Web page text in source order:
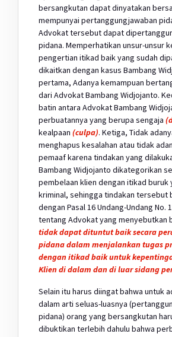
bersangkutan dapat dinyatakan
mempunyai pertanggungjawaban
Advokat tersebut dapat
pidana. Memperhatikan unsur-unsur
pengertian itikad baik yang sudah
dikaitkan dengan kasus Bambang
pertama, Adanya kemampuan
dari Advokat Bambang Widjojanto.
batin antara Advokat Bambang
perbuatannya yang berupa sengaja
kealpaan (culpa). Ketiga, Tidak
menghapus kesalahan atau tidak
pemaaf karena tindakan yang
Bambang Widjojanto dikategorikan
pembelaan klien dengan itikad buruk
kriminal, sehingga tindakan tersebut
dengan Pasal 16 Undang-Undang No.
tentang Advokat yang menyebutkan
tidak dapat dituntut baik secara
pidana dalam menjalankan tugas
dengan itikad baik untuk
Klien di dalam dan di luar sidang
Selain itu harus diingat bahwa untuk
dalam arti seluas-luasnya
pidana) orang yang bersangkutan
dibuktikan terlebih dahulu bahwa